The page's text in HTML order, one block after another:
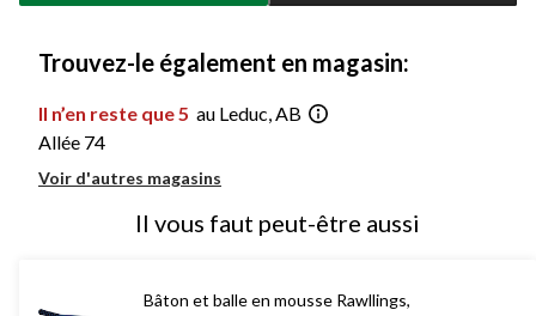
Trouvez-le également en magasin:
Il n’en reste que 5 au Leduc, AB
Allée 74
Voir d'autres magasins
Il vous faut peut-être aussi
Bâton et balle en mousse Rawllings,